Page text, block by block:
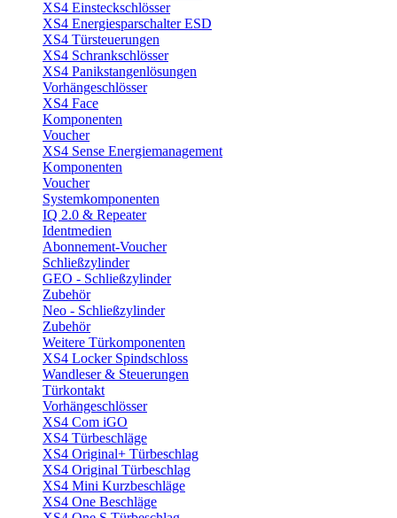
XS4 Einsteckschlösser
XS4 Energiesparschalter ESD
XS4 Türsteuerungen
XS4 Schrankschlösser
XS4 Panikstangenlösungen
Vorhängeschlösser
XS4 Face
Komponenten
Voucher
XS4 Sense Energiemanagement
Komponenten
Voucher
Systemkomponenten
IQ 2.0 & Repeater
Identmedien
Abonnement-Voucher
Schließzylinder
GEO - Schließzylinder
Zubehör
Neo - Schließzylinder
Zubehör
Weitere Türkomponenten
XS4 Locker Spindschloss
Wandleser & Steuerungen
Türkontakt
Vorhängeschlösser
XS4 Com iGO
XS4 Türbeschläge
XS4 Original+ Türbeschlag
XS4 Original Türbeschlag
XS4 Mini Kurzbeschläge
XS4 One Beschläge